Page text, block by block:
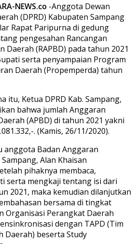
NEWS.co -Anggota Dewan
(DPRD) Kabupaten Sampang
Rapat Paripurna di gedung
pengesahan Rancangan
Daerah (RAPBD) pada tahun 2021
serta penyampaian Program
Daerah (Propemperda) tahun
itu, Ketua DPRD Kab. Sampang,
bahwa jumlah Anggaran
(APBD) di tahun 2021 yakni
. (Kamis, 26/11/2020).
anggota Badan Anggaran
Alan Khaisan
pihaknya membaca,
serta mengkaji tentang isi dari
2021, maka kemudian dilanjutkan
bersama di tingkat
Organisasi Perangkat Daerah
dengan TAPD (Tim
Daerah) beserta Study